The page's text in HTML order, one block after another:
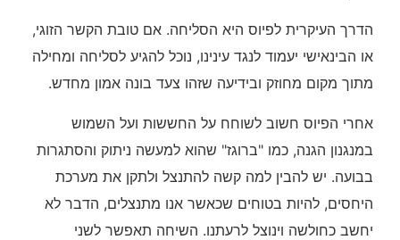
הדרך העיקרית לפיוס היא הסליחה. אם טובת הקשר הזוגי,
או הבינאישי יעמוד לנגד עינינו, נוכל להגיע לסליחה ומחילה
מתוך מקום מחוזק ובידיעה שזהו צעד בונה אמון מחדש.
אחרי הפיוס חשוב לשוחח על החששות ועל השמוש
במנגנון הגנה, כמו "ברוגז" שהוא למעשה ניתוק והסתגרות
בבועה. יש להבין למה קשה להתנצל ולתקן את מערכת
היחסים, להיות בטוחים שכאשר אנו מתנצלים, הדבר לא
יחשב כחולשה וינוצל לרעתנו. השיחה תאפשר לשני